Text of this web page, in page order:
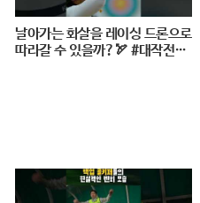
날아가는 화살을 레이싱 드론으로
따라갈 수 있을까?🏹 #대작전X1